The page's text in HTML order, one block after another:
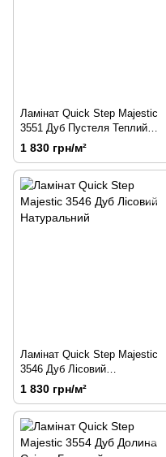
Ламінат Quick Step Majestic
3551 Дуб Пустеля Теплий
Натуральний
1 830 грн/м²
Ламінат Quick Step Majestic
3546 Дуб Лісовий
Натуральний
1 830 грн/м²